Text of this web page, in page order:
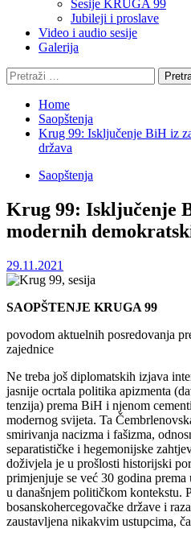
Sesije KRUGA 99
Jubileji i proslave
Video i audio sesije
Galerija
Pretraga:
Home
Saopštenja
Krug 99: Isključenje BiH iz
država
Saopštenja
Krug 99: Isključenje
modernih
29.11.2021
SAOPŠTENJE KRUGA 99
povodom aktuelnih posredovanja
zajednice
Ne treba još diplomatskih izjava
jasnije ocrtala politika apizmenta
tenzija) prema BiH i njenom
modernog svijeta. Ta
smirivanja nacizma i fašizma,
separatističke i hegemonijske
doživjela je u prošlosti historijski
primjenjuje se već 30 godina
u današnjem političkom kontekstu.
bosanskohercegovačke države i
zaustavljena nikakvim ustupcima,